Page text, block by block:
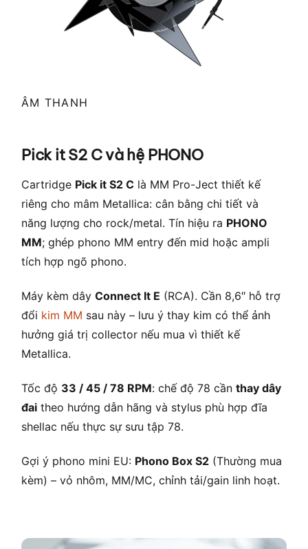
ÂM THANH
Pick it S2 C và hệ PHONO
Cartridge Pick it S2 C là MM Pro-Ject thiết kế
riêng cho mâm Metallica: cân bằng chi tiết và
năng lượng cho rock/metal. Tín hiệu ra PHONO
MM; ghép phono MM entry đến mid hoặc ampli
tích hợp ngõ phono.
Máy kèm dây Connect It E (RCA). Cần 8,6″ hỗ trợ
đổi kim MM sau này – lưu ý thay kim có thể ảnh
hưởng giá trị collector nếu mua vì thiết kế
Metallica.
Tốc độ 33 / 45 / 78 RPM: chế độ 78 cần thay dây
đai theo hướng dẫn hãng và stylus phù hợp đĩa
shellac nếu thực sự sưu tập 78.
Gợi ý phono mini EU: Phono Box S2 (Thường mua
kèm) – vỏ nhôm, MM/MC, chỉnh tải/gain linh hoạt.